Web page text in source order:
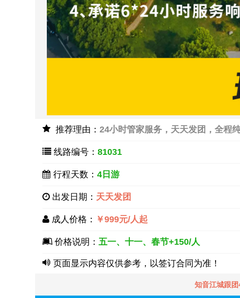
推荐理由：24小时管家服务，天天发团，全程
线路编号：81031
行程天数：4日游
出发日期： 天天发团
成人价格： ￥999元/人起
价格说明： 五一、十一、春节+150/人
页面显示内容仅供参考，以签订合同为准！
知音江城跟